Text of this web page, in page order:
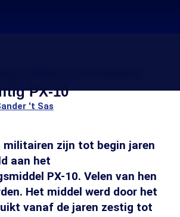
PX-10
't Sas
militairen zijn tot begin jaren
aan het
PX-10. Velen van hen
Het middel werd door het
vanaf de jaren zestig tot